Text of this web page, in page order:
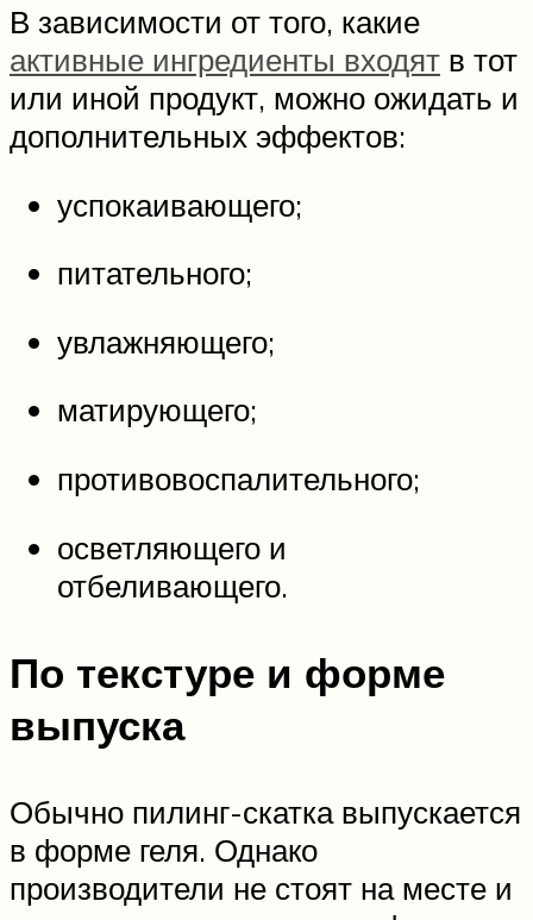
В зависимости от того, какие
активные ингредиенты входят в тот
или иной продукт, можно ожидать и
дополнительных эффектов:
успокаивающего;
питательного;
увлажняющего;
матирующего;
противовоспалительного;
осветляющего и
отбеливающего.
По текстуре и форме
выпуска
Обычно пилинг-скатка выпускается
в форме геля. Однако
производители не стоят на месте и